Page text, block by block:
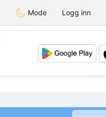
Mode Logg inn